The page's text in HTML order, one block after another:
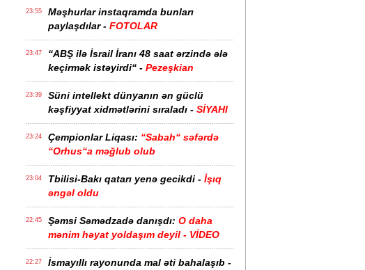
23:55
Məşhurlar instaqramda bunları
paylaşdılar - FOTOLAR
23:47
“ABŞ ilə İsrail İranı 48 saat ərzində ələ
keçirmək istəyirdi“ - Pezeşkian
23:39
Süni intellekt dünyanın ən güclü
kəşfiyyat xidmətlərini sıraladı - SİYAHI
23:24 Çempionlar Liqası: “Sabah“ səfərdə
“Orhus“a məğlub olub
23:04 Tbilisi-Bakı qatarı yenə gecikdi - İşıq
əngəl oldu
22:45 Şəmsi Səmədzadə danışdı: O daha
mənim həyat yoldaşım deyil - VİDEO
22:27
İsmayıllı rayonunda mal əti bahalaşıb -